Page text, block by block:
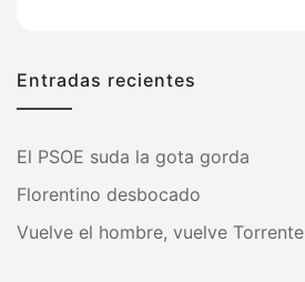
Entradas recientes
El PSOE suda la gota gorda
Florentino desbocado
Vuelve el hombre, vuelve Torrente